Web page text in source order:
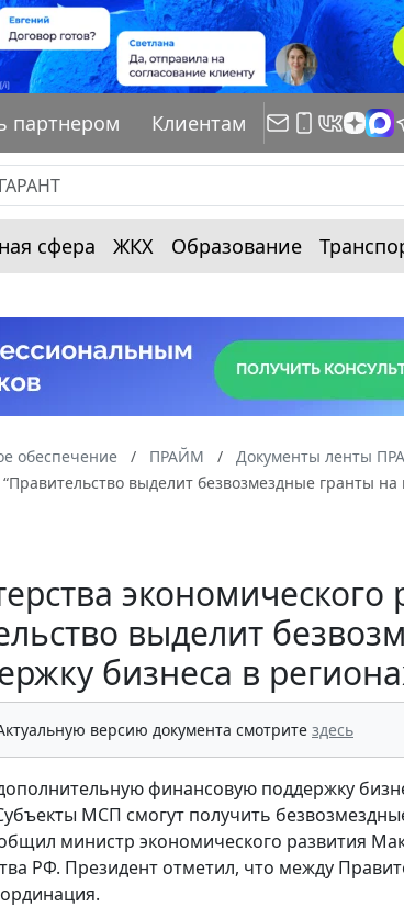
партнером Клиентам
сфера ЖКХ Образование
обеспечение ПРАЙМ Документы ленты
выделит безвозмездные гранты на
экономического
выделит
бизнеса в
версию документа смотрите здесь
финансовую поддержку
МСП смогут получить
министр экономического развития
РФ. Президент отметил, что между